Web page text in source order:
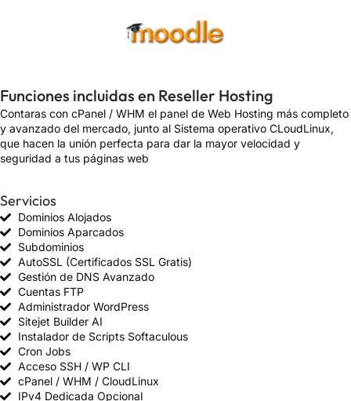
Funciones incluidas en Reseller Hosting
Contaras con cPanel / WHM el panel de Web Hosting más completo
y avanzado del mercado, junto al Sistema operativo CLoudLinux,
que hacen la unión perfecta para dar la mayor velocidad y
seguridad a tus páginas web
Servicios
Dominios Alojados
Dominios Aparcados
Subdominios
AutoSSL (Certificados SSL Gratis)
Gestión de DNS Avanzado
Cuentas FTP
Administrador WordPress
Sitejet Builder AI
Instalador de Scripts Softaculous
Cron Jobs
Acceso SSH / WP CLI
cPanel / WHM / CloudLinux
IPv4 Dedicada Opcional